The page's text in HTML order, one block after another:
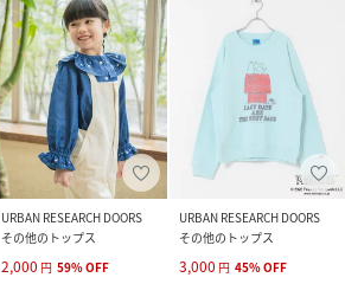
URBAN RESEARCH DOORS
その他のトップス
2,000 円 59%OFF
URBAN RESEARCH DOORS
その他のトップス
3,000 円 45%OFF